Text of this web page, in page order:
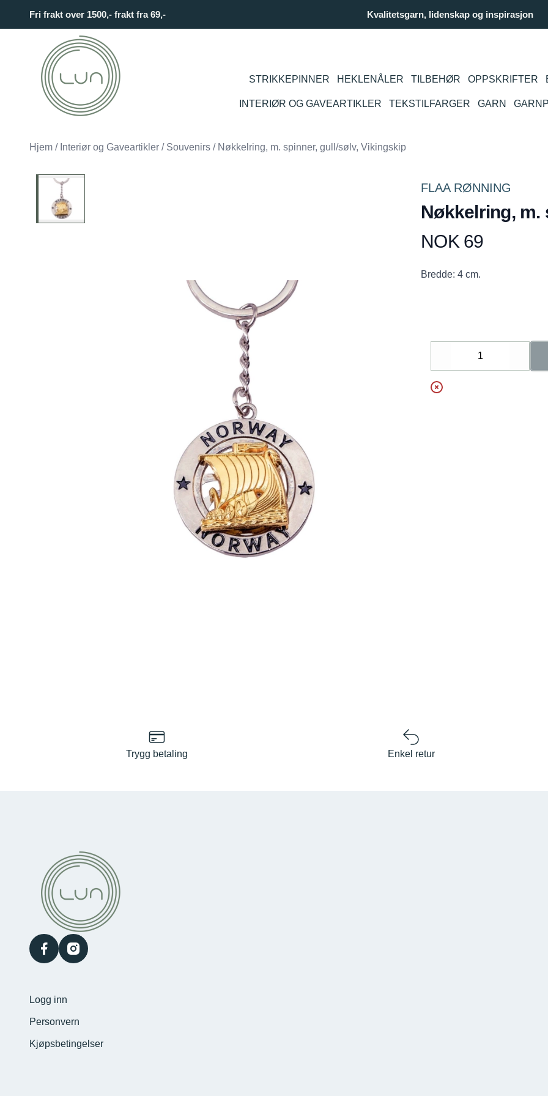
Fri frakt over 1500,- frakt fra 69,- Kvalitetsgarn, lidenskap og inspirasjon
STRIKKEPINNER HEKLENÅLER TILBEHØR OPPSKRIFTER
INTERIØR OG GAVEARTIKLER TEKSTILFARGER GARN
Hjem / Interiør og Gaveartikler / Souvenirs / Nøkkelring, m. spinner, gull/sølv, Vikingskip
FLAA RØNNING
Nøkkelring, m.
Produktdetaljer
NOK 69
Description
Bredde: 4 cm.
Decrease
Trygg betaling Enkel retur
facebookinstagram
Logg inn
Personvern
Kjøpsbetingelser